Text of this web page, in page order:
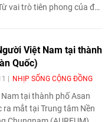
vai trò tiên phong của đối
Việt Nam tại thành
Quốc)
NHỊP SỐNG CỘNG ĐỒNG
tại thành phố Asan
mắt tại Trung tâm Nền